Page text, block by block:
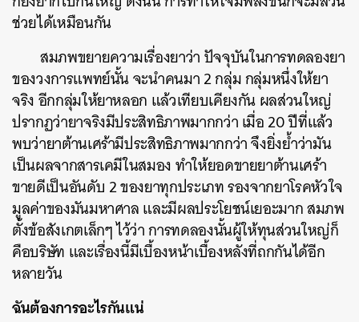
ช่วยได้เหมือนกัน
สมภพขยายความเรื่องยาว่า ปัจจุบันในการทดลองยา
ของวงการแพทย์นั้น จะนำคนมา 2 กลุ่ม กลุ่มหนึ่งให้ยา
จริง อีกกลุ่มให้ยาหลอก แล้วเทียบเคียงกัน ผลส่วนใหญ่
ปรากฏว่ายาจริงมีประสิทธิภาพมากกว่า เมื่อ 20 ปีที่แล้ว
พบว่ายาต้านเศร้ามีประสิทธิภาพมากกว่า จึงยิ่งย้ำว่ามัน
เป็นผลจากสารเคมีในสมอง ทำให้ยอดขายยาต้านเศร้า
ขายดีเป็นอันดับ 2 ของยาทุกประเภท รองจากยาโรคหัวใจ
มูลค่าของมันมหาศาล และมีผลประโยชน์เยอะมาก สมภพ
ตั้งข้อสังเกตเล็กๆ ไว้ว่า การทดลองนั้นผู้ให้ทุนส่วนใหญ่ก็
คือบริษัท และเรื่องนี้มีเบื้องหน้าเบื้องหลังที่ถกกันได้อีก
หลายวัน
ฉันต้องการอะไรกันแน่